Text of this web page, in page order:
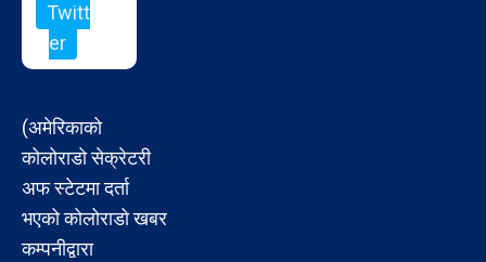
Twitt
er
(अमेरिकाको
कोलोराडो सेक्रेटरी
अफ स्टेटमा दर्ता
भएको कोलोराडो खबर
कम्पनीद्वारा